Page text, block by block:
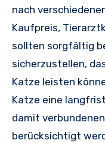
nach
Kaufpreis,
sollten sorgfältig
sicherzustellen,
Katze leisten
Katze eine
damit
berücksichtigt